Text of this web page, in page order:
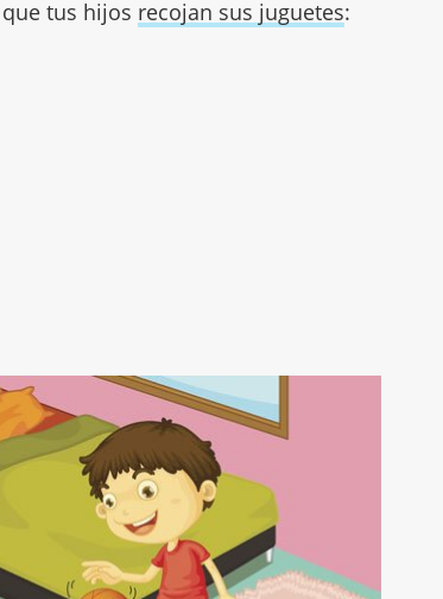
tus hijos recojan sus juguetes: